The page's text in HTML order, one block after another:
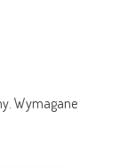
Wymagane